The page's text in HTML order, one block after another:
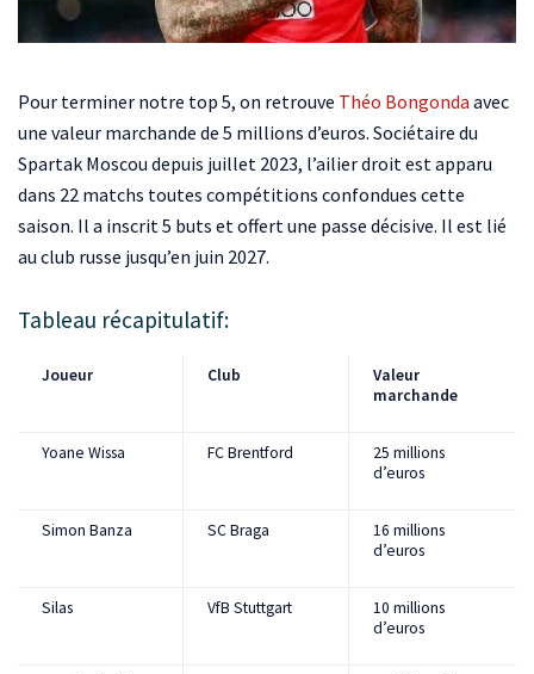
Pour terminer notre top 5, on retrouve Théo Bongonda avec
une valeur marchande de 5 millions d’euros. Sociétaire du
Spartak Moscou depuis juillet 2023, l’ailier droit est apparu
dans 22 matchs toutes compétitions confondues cette
saison. Il a inscrit 5 buts et offert une passe décisive. Il est lié
au club russe jusqu’en juin 2027.
Tableau récapitulatif:
Joueur Club
Valeur
marchande
Yoane Wissa FC Brentford
25 millions
d’euros
Simon Banza SC Braga
16 millions
d’euros
Silas VfB Stuttgart
10 millions
d’euros